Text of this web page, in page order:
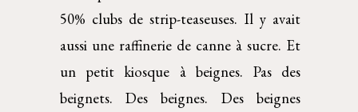
50% clubs de strip-teaseuses. Il y avait
aussi une raffinerie de canne à sucre. Et
un petit kiosque à beignes. Pas des
beignets. Des beignes. Des beignes